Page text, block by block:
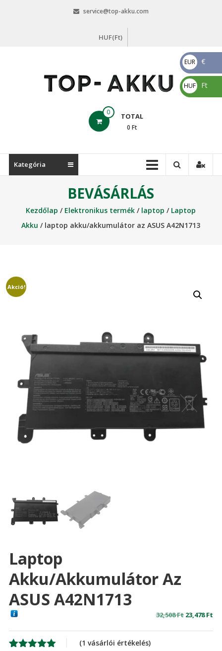
service@top-akku.com
HUF(Ft)
akku.com
0 TOTAL
0 Ft
Kategória
BEVÁSÁRLÁS
Kezdőlap / Elektronikus termék / laptop / Laptop
Akku / laptop akku/akkumulátor az ASUS A42N1713
Akció!
Laptop
Akku/akkumulátor Az
ASUS A42N1713
32,508Ft Original
23,478Ft
(1 vásárlói értékelés)
EUR
€
€
HUF
Ft
Ft